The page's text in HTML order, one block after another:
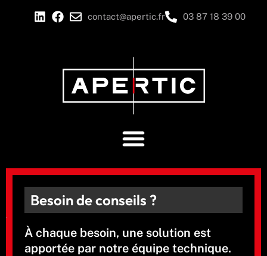
contact@apertic.fr 03 87 18 39 00
Besoin de conseils ?
À chaque besoin, une solution est
apportée par notre équipe technique.